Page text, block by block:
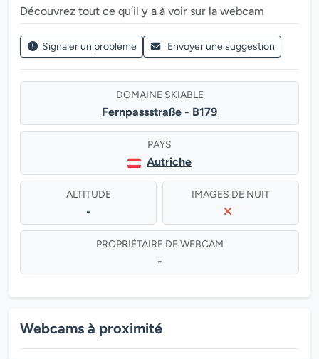
Découvrez tout ce qu’il y a à voir sur la webcam
Signaler un problème Envoyer une suggestion
DOMAINE SKIABLE
Fernpassstraße - B179
PAYS
Autriche
ALTITUDE
-
IMAGES DE NUIT
PROPRIÉTAIRE DE WEBCAM
-
Webcams à proximité